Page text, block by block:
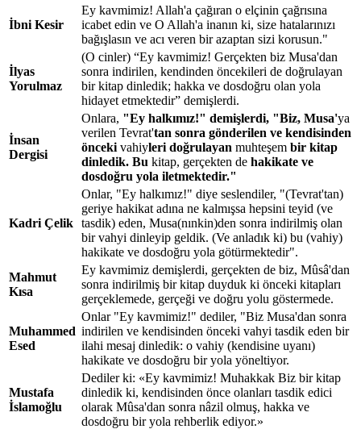
İbni Kesir
Ey kavmimiz! Allah'a çağıran o elçinin çağrısına
icabet edin ve O Allah'a inanın ki, size hatalarınızı
bağışlasın ve acı veren bir azaptan sizi korusun."
İlyas
Yorulmaz
(O cinler) “Ey kavmimiz! Gerçekten biz Musa'dan
sonra indirilen, kendinden öncekileri de doğrulayan
bir kitap dinledik; hakka ve dosdoğru olan yola
hidayet etmektedir” demişlerdi.
İnsan
Dergisi
Onlara, "Ey halkımız!" demişlerdi, "Biz, Musa'ya
verilen Tevrat'tan sonra gönderilen ve kendisinden
önceki vahiyleri doğrulayan muhteşem bir kitap
dinledik. Bu kitap, gerçekten de hakikate ve
dosdoğru yola iletmektedir."
Kadri Çelik
Onlar, "Ey halkımız!" diye seslendiler, "(Tevrat'tan)
geriye hakikat adına ne kalmışsa hepsini teyid (ve
tasdik) eden, Musa(nınkin)den sonra indirilmiş olan
bir vahyi dinleyip geldik. (Ve anladık ki) bu (vahiy)
hakikate ve dosdoğru yola götürmektedir".
Mahmut
Kısa
Ey kavmimiz demişlerdi, gerçekten de biz, Mûsâ'dan
sonra indirilmiş bir kitap duyduk ki önceki kitapları
gerçeklemede, gerçeği ve doğru yolu göstermede.
Muhammed
Esed
Onlar "Ey kavmimiz!" dediler, "Biz Musa'dan sonra
indirilen ve kendisinden önceki vahyi tasdik eden bir
ilahi mesaj dinledik: o vahiy (kendisine uyanı)
hakikate ve dosdoğru bir yola yöneltiyor.
Mustafa
İslamoğlu
Dediler ki: «Ey kavmimiz! Muhakkak Biz bir kitap
dinledik ki, kendisinden önce olanları tasdik edici
olarak Mûsa'dan sonra nâzil olmuş, hakka ve
dosdoğru bir yola rehberlik ediyor.»